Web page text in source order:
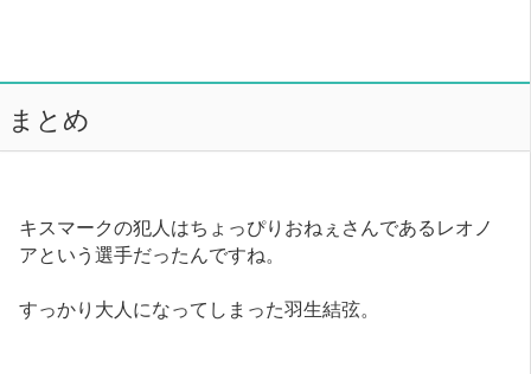
まとめ
キスマークの犯人はちょっぴりおねぇさんであるレオノ
アという選手だったんですね。
すっかり大人になってしまった羽生結弦。